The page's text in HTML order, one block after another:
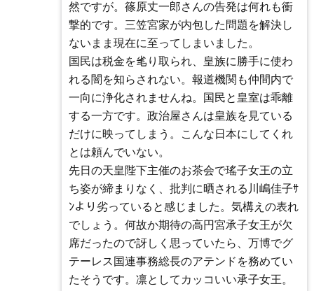
然ですが。篠原丈一郎さんの告発は何れも衝
撃的です。三笠宮家が内包した問題を解決し
ないまま現在に至ってしまいました。
国民は税金を毟り取られ、皇族に勝手に使わ
れる闇を知らされない。報道機関も仲間内で
一向に浄化されませんね。国民と皇室は乖離
する一方です。政治屋さんは皇族を見ている
だけに映ってしまう。こんな日本にしてくれ
とは頼んでいない。
先日の天皇陛下主催のお茶会で瑤子女王の立
ち姿が締まりなく、批判に晒される川嶋佳子ｻ
ﾝより劣っていると感じました。気構えの表れ
でしょう。何故か期待の高円宮承子女王が欠
席だったので訝しく思っていたら、万博でグ
テーレス国連事務総長のアテンドを務めてい
たそうです。凛としてカッコいい承子女王。